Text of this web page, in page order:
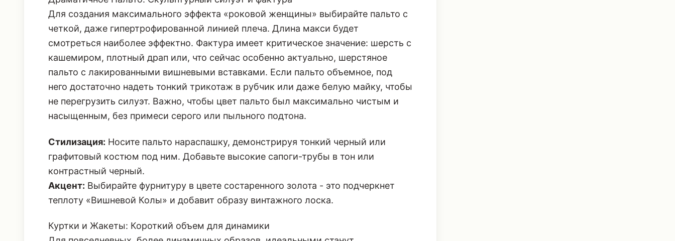
тяжелыми зимними тканями.
Драматичное Пальто: Скульптурный силуэт и фактура
Для создания максимального эффекта «роковой женщины» выбирайте пальто с
гипертрофированной линией плеча
смотреться наиболее эффектно. Фактура имеет критическое значение: шерсть с
кашемиром, плотный драп или, что сейчас особенно актуально, шерстяное
пальто с лакированными вишневыми вставками. Если пальто объемное, под
него достаточно надеть тонкий трикотаж в рубчик или даже белую майку, чтобы
насыщенным, без примеси серого или пыльного подтона.
Стилизация: Носите пальто нараспашку, демонстрируя тонкий черный или
графитовый костюм под ним. Добавьте высокие сапоги-трубы в тон или
контрастный черный.
теплоту «Вишневой Колы» и добавит образу винтажного лоска.